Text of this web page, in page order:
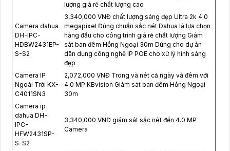
lượng giá rẻ chất lượng cao
Camera dahua
DH-IPC-
HDBW2431EP-
S-S2
3,340,000 VNĐ chất lượng sáng đẹp Ultra 2k 4.0
megapixel Đúng chuẩn sắc nét Dahua là lựa chọn
hàng đầu cho công trình giá rẻ chất lượng Giám
sát ban đêm Hồng Ngoại 30m Dùng cho dự án
dân dụng công nghệ IP POE cho xử lý hình sáng
đẹp
Camera IP
Ngoài Trời KX-
C4011SN3
2,072,000 VNĐ Trong và nét cả ngày và đêm với
4.0 MP KBvision Giám sát ban đêm Hồng Ngoại
30m
Camera ip
dahua DH-
IPC-
HFW2431SP-
S-S2
3,340,000 VNĐ giám sát sắc nét đến 4.0 MP
Camera